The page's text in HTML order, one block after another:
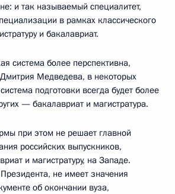
и так называемый специалитет,
в рамках классического
и бакалавриат.
система более перспективна,
Медведева, в некоторых
подготовки всегда будет более
— бакалавриат и магистратура.
при этом не решает главной
российских выпускников,
и магистратуру, на Западе.
не имеет значения
об окончании вуза,